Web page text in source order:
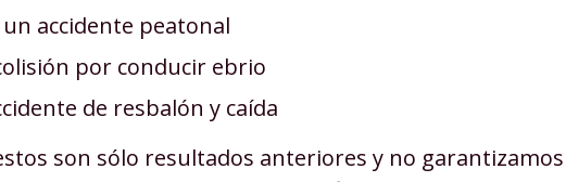
accidente peatonal
por conducir ebrio
de resbalón y caída
son sólo resultados anteriores y no garantizamos